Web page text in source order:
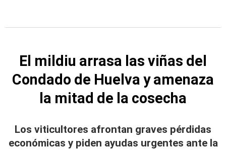
El mildiu arrasa las viñas del
Condado de Huelva y amenaza
la mitad de la cosecha
Los viticultores afrontan graves pérdidas
económicas y piden ayudas urgentes ante la